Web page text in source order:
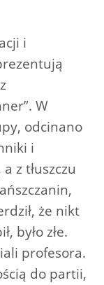
i
W
odcinano
i
z tłuszczu
że nikt
było złe.
profesora.
do partii,